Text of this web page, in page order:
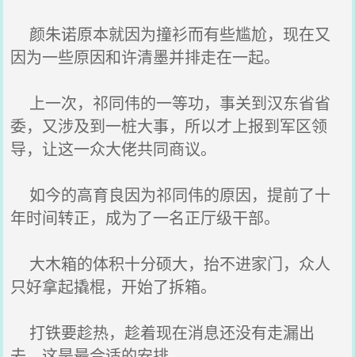
颜朱诺原本就因为撞衫而有些尴尬，现在又
因为一些原因和许清墨并排走在一起。
上一次，祁同伟的一等功，事关到汉东省省
委，又涉及到一桩大事，所以才上报到军区领
导，让这一众大佬共同商议。
如今的高育良因为祁同伟的原因，提前了十
年时间转正，成为了一名正厅级干部。
大木箱的体积十分硕大，抬不进家门，众人
只好拿起撬棍，开始了拆箱。
打铁要趁热，趁着现在消息还没有走漏出